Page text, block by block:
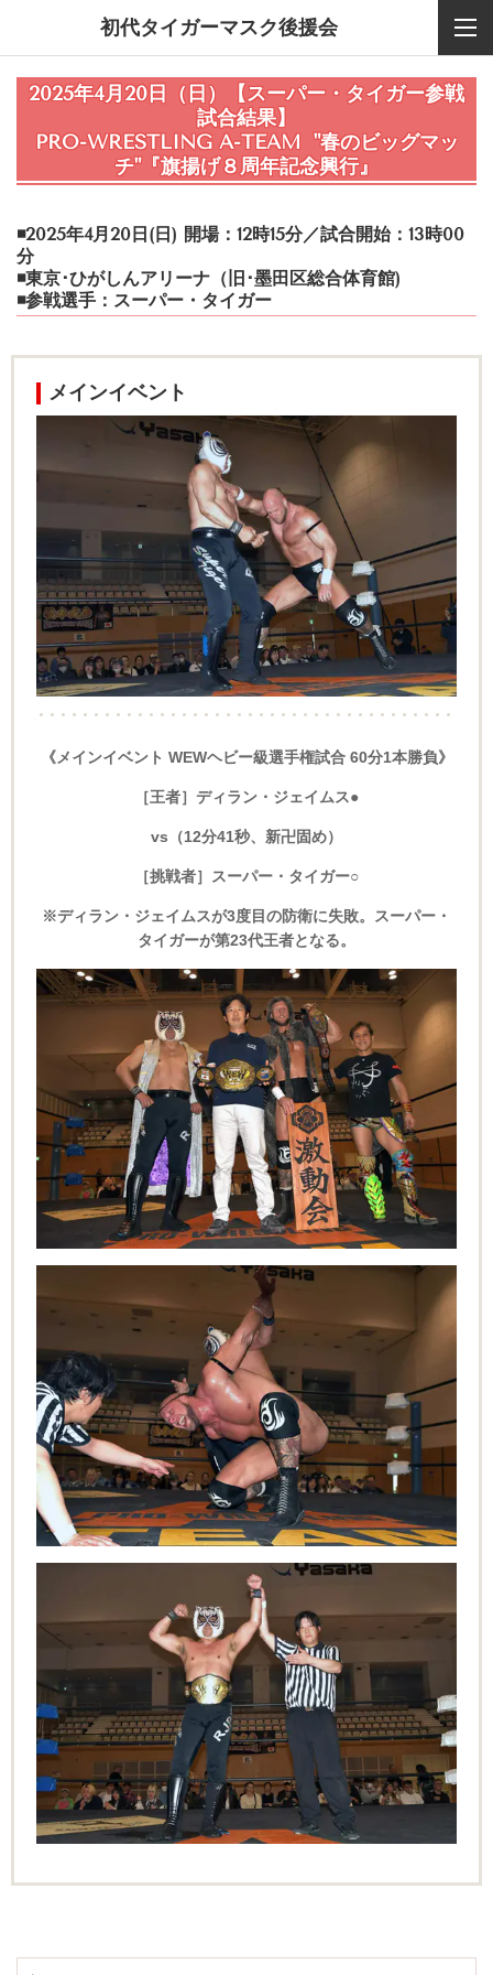
初代タイガーマスク後援会
2025年4月20日（日）
【スーパー・タイガー参戦
試合結果】
PRO-WRESTLING A-TEAM "春のビッグマッ
チ"『旗揚げ８周年記念興行』
◾️2025年4月20日(日) 開場：12時15分／試合開始：13時00
分
◾️東京･ひがしんアリーナ（旧･墨田区総合体育館)
◾️参戦選手：スーパー・タイガー
メインイベント
《メインイベント WEWヘビー級選手権試合 60分1本勝負》
［王者］ディラン・ジェイムス●
vs（12分41秒、新卍固め）
［挑戦者］スーパー・タイガー○
※ディラン・ジェイムスが3度目の防衛に失敗。スーパー・
タイガーが第23代王者となる。